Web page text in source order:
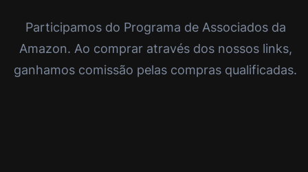
Participamos do Programa de Associados da
Amazon. Ao comprar através dos nossos links,
ganhamos comissão pelas compras qualificadas.